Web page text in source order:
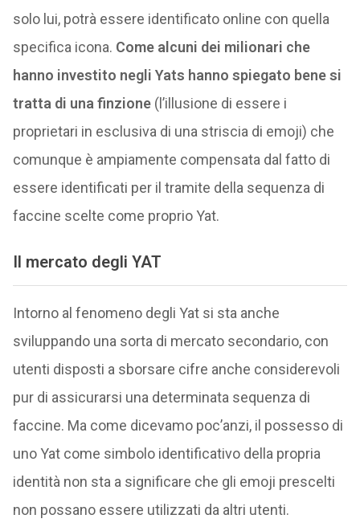
solo lui, potrà essere identificato online con quella
specifica icona. Come alcuni dei milionari che
hanno investito negli Yats hanno spiegato bene si
tratta di una finzione(l’illusione di essere i
proprietari in esclusiva di una striscia di emoji) che
comunque è ampiamente compensata dal fatto di
essere identificati per il tramite della sequenza di
faccine scelte come proprio Yat.
Il mercato degli YAT
Intorno al fenomeno degli Yat si sta anche
sviluppando una sorta di mercato secondario, con
utenti disposti a sborsare cifre anche considerevoli
pur di assicurarsi una determinata sequenza di
faccine. Ma come dicevamo poc’anzi, il possesso di
uno Yat come simbolo identificativo della propria
identità non sta a significare che gli emoji prescelti
non possano essere utilizzati da altri utenti.